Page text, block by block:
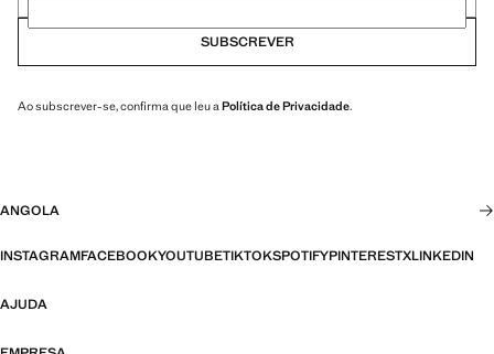
SUBSCREVER
Ao subscrever-se, confirma que leu a Política de Privacidade.
ANGOLA
INSTAGRAMFACEBOOKYOUTUBETIKTOKSPOTIFYPINTERESTXLINKEDIN
AJUDA